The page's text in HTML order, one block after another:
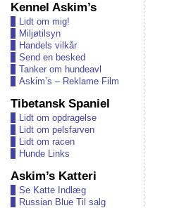
Kennel Askim’s
Lidt om mig!
Miljøtilsyn
Handels vilkår
Send en besked
Tanker om hundeavl
Askim’s – Reklame Film
Tibetansk Spaniel
Lidt om opdragelse
Lidt om pelsfarven
Lidt om racen
Hunde Links
Askim’s Katteri
Se Katte Indlæg
Russian Blue Til salg